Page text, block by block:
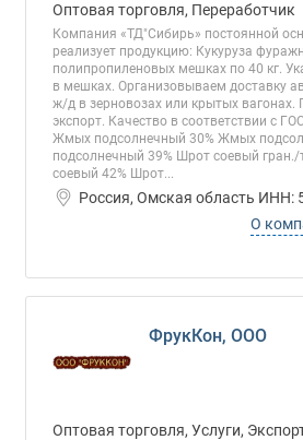
Оптовая торговля, Переработчик
Компания «ТД"Сибирь» постоянной
реализует продукцию: Кукуруза
полипропиленовых мешках по 40 кг.
в мешках. Организовываем доставку
ж/д в зерновозах или крытых вагонах.
экспорт. Качество в соответствии с
Жмых подсолнечный 30% Жмых
подсолнечный 39% Шрот соевый
соевый 42% Шрот...
Россия, Омская область ИНН:
О
ФрукКон, ООО
Оптовая торговля, Услуги,